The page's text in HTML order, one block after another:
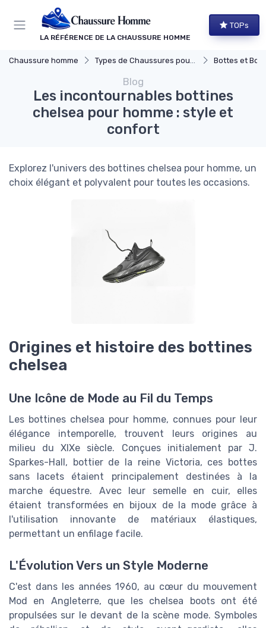
LA RÉFÉRENCE DE LA CHAUSSURE HOMME
TOPs
Chaussure homme Types de Chaussures pour Hommes Bottes et
Blog
Les incontournables bottines
chelsea pour homme : style et
confort
Explorez l'univers des bottines chelsea pour homme, un
choix élégant et polyvalent pour toutes les occasions.
Origines et histoire des bottines
chelsea
Une Icône de Mode au Fil du Temps
Les bottines chelsea pour homme, connues pour leur
élégance intemporelle, trouvent leurs origines au
milieu du XIXe siècle. Conçues initialement par J.
Sparkes-Hall, bottier de la reine Victoria, ces bottes
sans lacets étaient principalement destinées à la
marche équestre. Avec leur semelle en cuir, elles
étaient transformées en bijoux de la mode grâce à
l'utilisation innovante de matériaux élastiques,
permettant un enfilage facile.
L'Évolution Vers un Style Moderne
C'est dans les années 1960, au cœur du mouvement
Mod en Angleterre, que les chelsea boots ont été
propulsées sur le devant de la scène mode. Symboles
Panneau de gestion des cookies